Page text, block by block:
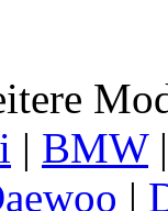
| BMW
|